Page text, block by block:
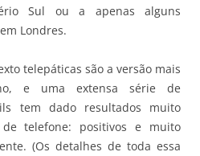
Sul ou a apenas alguns
Londres.
telepáticas são a versão mais
e uma extensa série de
tem dado resultados muito
telefone: positivos e muito
(Os detalhes de toda essa